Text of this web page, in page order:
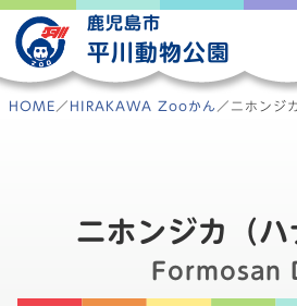
Skip
to
content
鹿児島市
平川動物公園
HOME ／ HIRAKAWA Zooかん ／ ニホンジ
ニホンジカ（ハ
Formosan